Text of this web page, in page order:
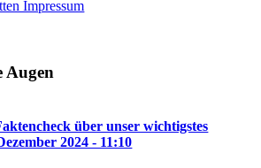
Impressum
Augen
über unser wichtigstes
2024 - 11:10